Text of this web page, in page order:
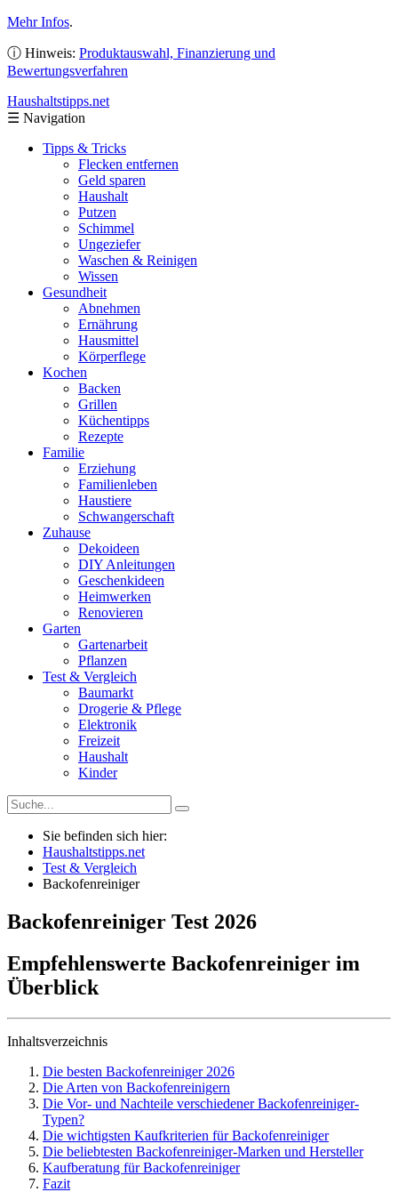
Mehr Infos.
ⓘ Hinweis: Produktauswahl, Finanzierung und
Bewertungsverfahren
Haushaltstipps.net
☰ Navigation
Tipps & Tricks
Flecken entfernen
Geld sparen
Haushalt
Putzen
Schimmel
Ungeziefer
Waschen & Reinigen
Wissen
Gesundheit
Abnehmen
Ernährung
Hausmittel
Körperflege
Kochen
Backen
Grillen
Küchentipps
Rezepte
Familie
Erziehung
Familienleben
Haustiere
Schwangerschaft
Zuhause
Dekoideen
DIY Anleitungen
Geschenkideen
Heimwerken
Renovieren
Garten
Gartenarbeit
Pflanzen
Test & Vergleich
Baumarkt
Drogerie & Pflege
Elektronik
Freizeit
Haushalt
Kinder
Sie befinden sich hier:
Haushaltstipps.net
Test & Vergleich
Backofenreiniger
Backofenreiniger Test 2026
Empfehlenswerte Backofenreiniger im
Überblick
Inhaltsverzeichnis
Die besten Backofenreiniger 2026
Die Arten von Backofenreinigern
Die Vor- und Nachteile verschiedener Backofenreiniger-
Typen?
Die wichtigsten Kaufkriterien für Backofenreiniger
Die beliebtesten Backofenreiniger-Marken und Hersteller
Kaufberatung für Backofenreiniger
Fazit